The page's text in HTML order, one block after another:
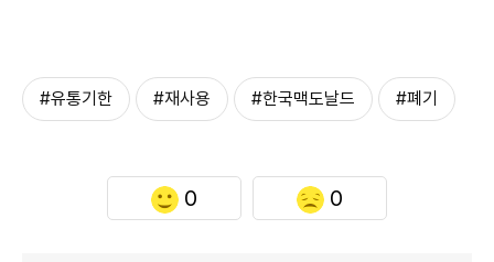
#유통기한 #재사용 #한국맥도날드 #폐기
0 0